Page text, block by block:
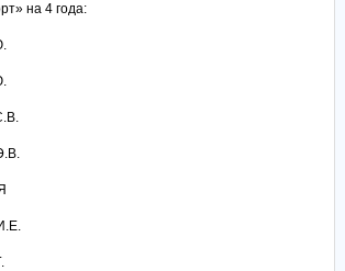
на 4 года: